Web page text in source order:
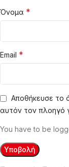
Όνομα *
Email *
Αποθήκευσε το
αυτόν τον πλοηγό
You have to be